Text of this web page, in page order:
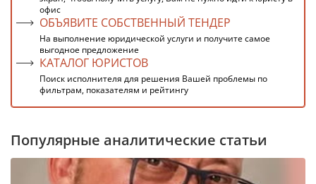
офис
ОБЪЯВИТЕ СОБСТВЕННЫЙ ТЕНДЕР
На выполнение юридической услуги и получите самое
выгодное предложение
КАТАЛОГ ЮРИСТОВ
Поиск исполнителя для решения Вашей проблемы по
фильтрам, показателям и рейтингу
Популярные аналитические статьи